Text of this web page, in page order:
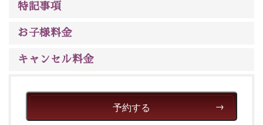
特記事項
お子様料金
キャンセル料金
予約する